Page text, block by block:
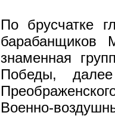
По брусчатке
барабанщиков
знаменная
Победы,
Военно-